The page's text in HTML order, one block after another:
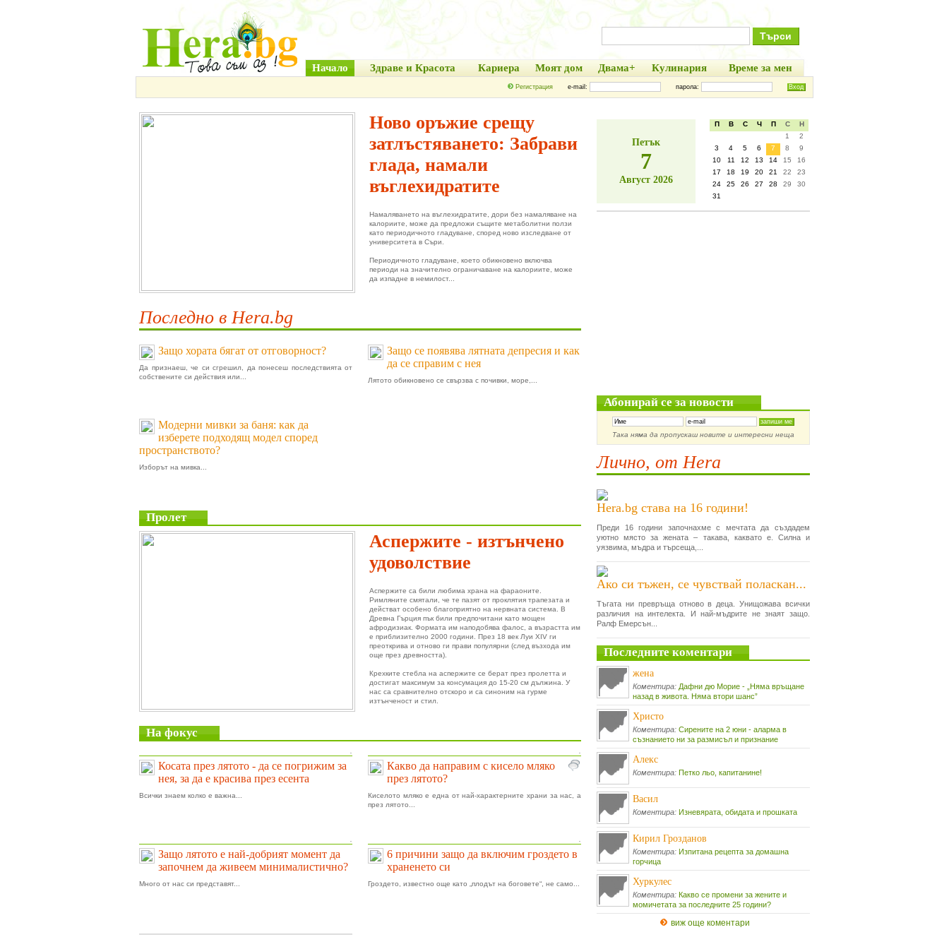
Начало Здраве и Красота Кариера Моят дом Двама+ Кулинария Време за мен
Регистрация e-mail: парола:
Ново оръжие срещу
затлъстяването: Забрави
глада, намали
въглехидратите
Намаляването на въглехидратите, дори без намаляване на
калориите, може да предложи същите метаболитни ползи
като периодичното гладуване, според ново изследване от
университета в Съри.
Периодичното гладуване, което обикновено включва
периоди на значително ограничаване на калориите, може
да изпадне в немилост...
Последно в Hera.bg
Защо хората бягат от отговорност?
Да признаеш, че си сгрешил, да понесеш последствията от
собствените си действия или...
Защо се появява лятната депресия и как
да се справим с нея
Лятото обикновено се свързва с почивки, море,...
Модерни мивки за баня: как да
изберете подходящ модел според
пространството?
Изборът на мивка...
Пролет
Аспержите - изтънчено
удоволствие
Аспержите са били любима храна на фараоните.
Римляните смятали, че те пазят от проклятия трапезата и
действат особено благоприятно на нервната система. В
Древна Гърция пък били предпочитани като мощен
афродизиак. Формата им наподобява фалос, а възрастта им
е приблизително 2000 години. През 18 век Луи XIV ги
преоткрива и отново ги прави популярни (след възхода им
още през древността).
Крехките стебла на аспержите се берат през пролетта и
достигат максимум за консумация до 15-20 см дължина. У
нас са сравнително отскоро и са синоним на гурме
изтънченост и стил.
На фокус
Косата през лятото - да се погрижим за
нея, за да е красива през есента
Всички знаем колко е важна...
Какво да направим с кисело мляко
през лятото?
Киселото мляко е една от най-характерните храни за нас, а
през лятото...
Защо лятото е най-добрият момент да
започнем да живеем минималистично?
Много от нас си представят...
6 причини защо да включим гроздето в
храненето си
Гроздето, известно още като „плодът на боговете“, не само...
Петък
7
Август 2026
П В С Ч П С
Н
1
2
3
4 5 6 7 8
9
10
11 12 13 14 15
16
17
18 19 20 21 22
23
24
25 26 27 28 29
30
31
Абонирай се за новости
Така няма да пропускаш новите и интересни неща
Лично, от Hera
Hera.bg става на 16 години!
Преди 16 години започнахме с мечтата да създадем
уютно място за жената – такава, каквато е. Силна и
уязвима, мъдра и търсеща,...
Ако си тъжен, се чувствай поласкан...
Тъгата ни превръща отново в деца. Унищожава всички
различия на интелекта. И най-мъдрите не знаят защо.
Ралф Емерсън...
Последните коментари
жена
Коментира: Дафни дю Морие - „Няма връщане
назад в живота. Няма втори шанс”
Христо
Коментира: Сирените на 2 юни - аларма в
съзнанието ни за размисъл и признание
Алекс
Коментира: Петко льо, капитанине!
Васил
Коментира: Изневярата, обидата и прошката
Кирил Грозданов
Коментира: Изпитана рецепта за домашна
горчица
Хуркулес
Коментира: Какво се промени за жените и
момичетата за последните 25 години?
виж още коментари